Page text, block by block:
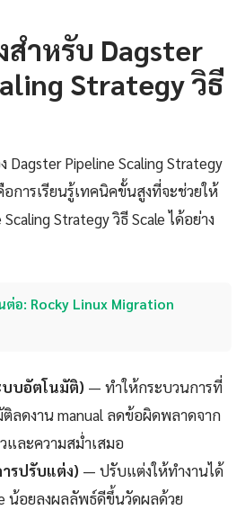
ำหรับ Dagster
Strategy วิธี
Pipeline Scaling Strategy
การเรียนรู้เทคนิคขั้นสูงที่จะช่วยให้
Strategy วิธี Scale ได้อย่าง
ต่อ: Rocky Linux Migration
บอัตโนมัติ) — ทำให้กระบวนการที่
ลดงาน manual ลดข้อผิดพลาดจาก
และความสม่ำเสมอ
รปรับแต่ง) — ปรับแต่งให้ทำงานได้
น้อยลงผลลัพธ์ดีขึ้นวัดผลด้วย